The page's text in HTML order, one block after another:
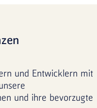
und Entwicklern mit
und ihre bevorzugte